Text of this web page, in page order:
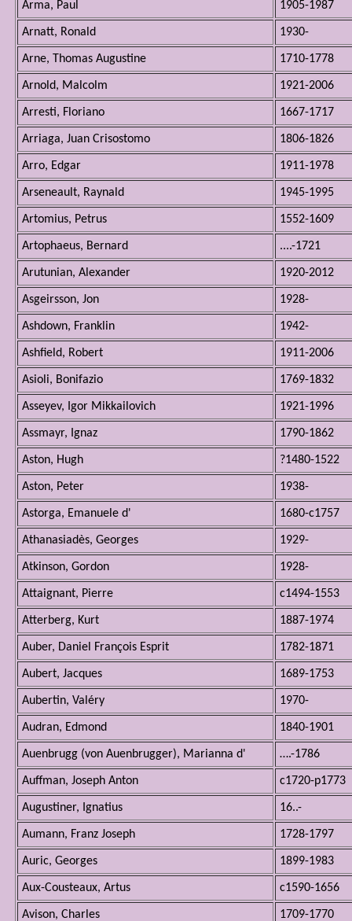
Arma, Paul 1905-1987
Arnatt, Ronald 1930-
Arne, Thomas Augustine 1710-1778
Arnold, Malcolm 1921-2006
Arresti, Floriano 1667-1717
Arriaga, Juan Crisostomo 1806-1826
Arro, Edgar 1911-1978
Arseneault, Raynald 1945-1995
Artomius, Petrus 1552-1609
Artophaeus, Bernard ....-1721
Arutunian, Alexander 1920-2012
Asgeirsson, Jon 1928-
Ashdown, Franklin 1942-
Ashfield, Robert 1911-2006
Asioli, Bonifazio 1769-1832
Asseyev, Igor Mikkailovich 1921-1996
Assmayr, Ignaz 1790-1862
Aston, Hugh ?1480-1522
Aston, Peter 1938-
Astorga, Emanuele d' 1680-c1757
Athanasiadès, Georges 1929-
Atkinson, Gordon 1928-
Attaignant, Pierre c1494-1553
Atterberg, Kurt 1887-1974
Auber, Daniel François Esprit 1782-1871
Aubert, Jacques 1689-1753
Aubertin, Valéry 1970-
Audran, Edmond 1840-1901
Auenbrugg (von Auenbrugger), Marianna d' ….-1786
Auffman, Joseph Anton c1720-p1773
Augustiner, Ignatius 16..-
Aumann, Franz Joseph 1728-1797
Auric, Georges 1899-1983
Aux-Cousteaux, Artus c1590-1656
Avison, Charles 1709-1770